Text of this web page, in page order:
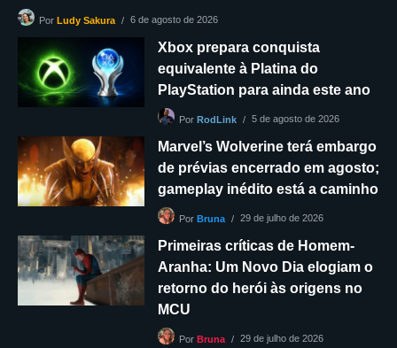
Por Ludy Sakura 6 de agosto de 2026
Xbox prepara conquista
equivalente à Platina do
PlayStation para ainda este ano
Por RodLink 5 de agosto de 2026
Marvel’s Wolverine terá embargo
de prévias encerrado em agosto;
gameplay inédito está a caminho
Por Bruna 29 de julho de 2026
Primeiras críticas de Homem-
Aranha: Um Novo Dia elogiam o
retorno do herói às origens no
MCU
Por Bruna 29 de julho de 2026